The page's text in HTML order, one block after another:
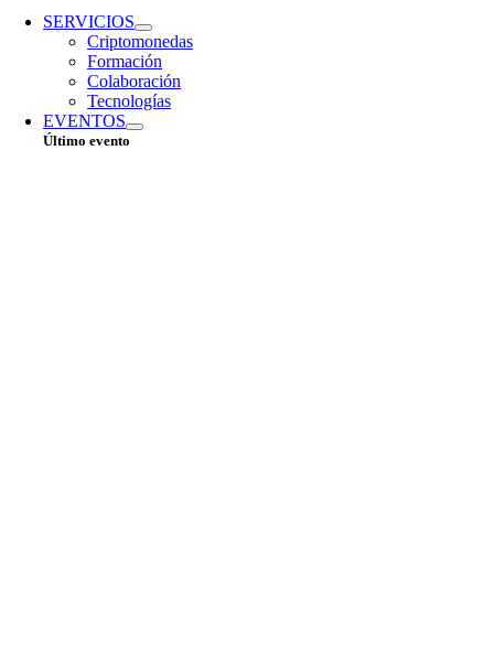
SERVICIOS
Criptomonedas
Formación
Colaboración
Tecnologías
EVENTOS
Último evento